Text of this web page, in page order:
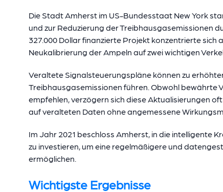
Die Stadt Amherst im US-Bundesstaat New York
und zur Reduzierung der Treibhausgasemissionen
327.000 Dollar finanzierte Projekt konzentrierte sich
Neukalibrierung der Ampeln auf zwei wichtigen
Veraltete Signalsteuerungspläne können zu
Treibhausgasemissionen führen. Obwohl bewährte
empfehlen, verzögern sich diese Aktualisierungen
auf veralteten Daten ohne angemessene
Im Jahr 2021 beschloss Amherst, in die intelligente
zu investieren, um eine regelmäßigere und
ermöglichen.
Wichtigste Ergebnisse